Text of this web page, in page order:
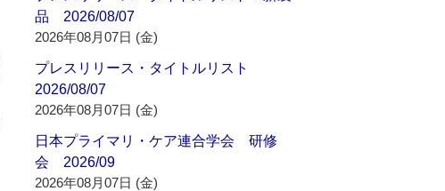
品 2026/08/07
2026年08月07日 (金)
プレスリリース・タイトルリスト
2026/08/07
2026年08月07日 (金)
日本プライマリ・ケア連合学会 研修
会 2026/09
2026年08月07日 (金)